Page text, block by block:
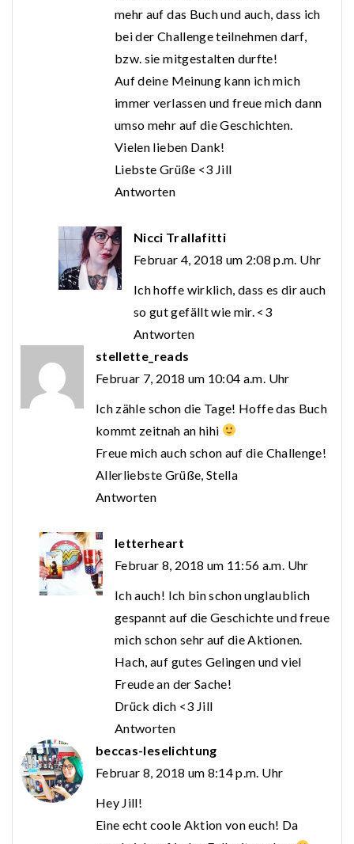
mehr auf das Buch und auch, dass ich
bei der Challenge teilnehmen darf,
bzw. sie mitgestalten durfte!
Auf deine Meinung kann ich mich
immer verlassen und freue mich dann
umso mehr auf die Geschichten.
Vielen lieben Dank!
Liebste Grüße <3 Jill
Antworten
Nicci Trallafitti
Februar 4, 2018 um 2:08 p.m. Uhr
Ich hoffe wirklich, dass es dir auch
so gut gefällt wie mir. <3
Antworten
stellette_reads
Februar 7, 2018 um 10:04 a.m. Uhr
Ich zähle schon die Tage! Hoffe das Buch
kommt zeitnah an hihi
Freue mich auch schon auf die Challenge!
Allerliebste Grüße, Stella
Antworten
letterheart
Februar 8, 2018 um 11:56 a.m. Uhr
Ich auch! Ich bin schon unglaublich
gespannt auf die Geschichte und freue
mich schon sehr auf die Aktionen.
Hach, auf gutes Gelingen und viel
Freude an der Sache!
Drück dich <3 Jill
Antworten
beccas-leselichtung
Februar 8, 2018 um 8:14 p.m. Uhr
Hey Jill!
Eine echt coole Aktion von euch! Da